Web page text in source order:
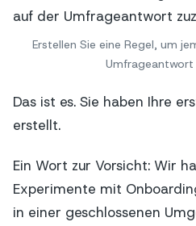
Erstellen Sie eine Regel, um
Umfrageantwort
Das ist es. Sie haben Ihre
erstellt.
Ein Wort zur Vorsicht: Wir
Experimente mit
in einer geschlossenen